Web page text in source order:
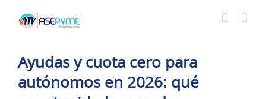
Ayudas y cuota cero para
autónomos en 2026: qué